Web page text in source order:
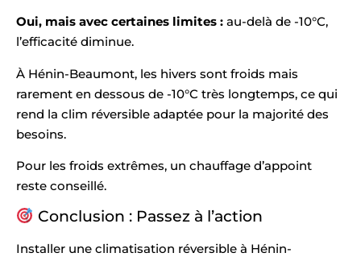
Oui, mais avec certaines limites : au-delà de -10°C,
l’efficacité diminue.
À Hénin-Beaumont, les hivers sont froids mais
rarement en dessous de -10°C très longtemps, ce qui
rend la clim réversible adaptée pour la majorité des
besoins.
Pour les froids extrêmes, un chauffage d’appoint
reste conseillé.
Conclusion : Passez à l’action
Installer une climatisation réversible à Hénin-